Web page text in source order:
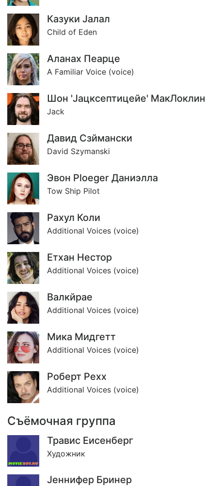
Казуки Jалал
Child of Eden
Аланах Пеарце
A Familiar Voice (voice)
Шон 'Jацксептицейе' МакЛоклин
Jack
Давид Сзймански
David Szymanski
Эвон Ploeger Даниэлла
Tow Ship Pilot
Рахул Коли
Additional Voices (voice)
Етхан Нестор
Additional Voices (voice)
Валкйрае
Additional Voices (voice)
Мика Мидгетт
Additional Voices (voice)
Роберт Реxx
Additional Voices (voice)
Съёмочная группа
Травис Еисенберг
Художник
Jеннифер Бринер